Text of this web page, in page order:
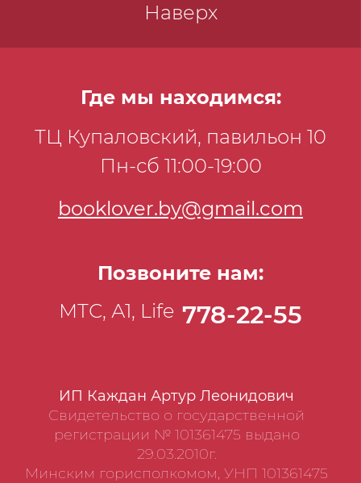
Наверх
ИП Каждан Артур Леонидович
Свидетельство о государственной
регистрации № 101361475 выдано
29.03.2010г.
Минским горисполкомом, УНП 101361475
Где мы находимся:
ТЦ Купаловский, павильон 10
Пн-сб 11:00-19:00
booklover.by@gmail.com
Позвоните нам:
МТС, А1, Life 778-22-55